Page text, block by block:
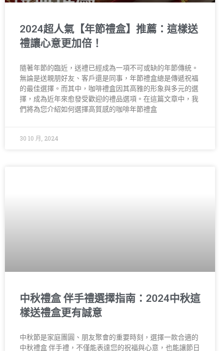
2024超人氣【年節禮盒】推薦：這樣送
禮讓心意更加倍！
隨著年節的臨近，送禮已經成為一項不可或缺的年節傳統。
無論是送親朋好友、客戶還是同事，年節禮盒總是傳遞祝福
的最佳選擇。而其中，咖啡禮盒因其高雅的形象與多元的選
擇，成為近年來愈發受歡迎的禮品選項。在這篇文章中，我
們將為您介紹如何選擇高質感的咖啡年節禮盒
30 10 月, 2024
中秋禮盒 伴手禮選擇指南：2024中秋這
樣送禮盒更有誠意
中秋節是家庭團圓、朋友聚會的重要時刻，選擇一款合適的
中秋禮盒 伴手禮，不僅能表達您的祝福與心意，也能讓節日